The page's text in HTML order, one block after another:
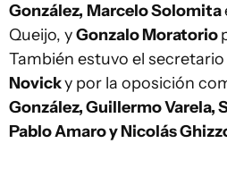
González, Marcelo Solomita
Queijo, yGonzalo Moratorio
También estuvo el
Novicky por la oposición
González, Guillermo Varela,
Pablo Amaro y Nicolás